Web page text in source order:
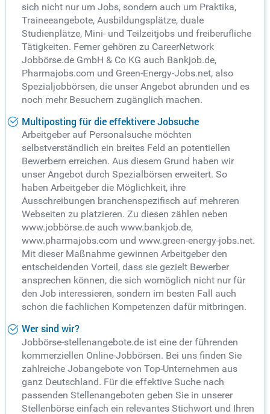
sich nicht nur um Jobs, sondern auch um Praktika,
Traineeangebote, Ausbildungsplätze, duale
Studienplätze, Mini- und Teilzeitjobs und freiberufliche
Tätigkeiten. Ferner gehören zu CareerNetwork
Jobbörse.de GmbH & Co KG auch Bankjob.de,
Pharmajobs.com und Green-Energy-Jobs.net, also
Spezialjobbörsen, die unser Angebot abrunden und es
noch mehr Besuchern zugänglich machen.
Multiposting für die effektivere Jobsuche
Arbeitgeber auf Personalsuche möchten
selbstverständlich ein breites Feld an potentiellen
Bewerbern erreichen. Aus diesem Grund haben wir
unser Angebot durch Spezialbörsen erweitert. So
haben Arbeitgeber die Möglichkeit, ihre
Ausschreibungen branchenspezifisch auf mehreren
Webseiten zu platzieren. Zu diesen zählen neben
www.jobbörse.de auch www.bankjob.de,
www.pharmajobs.com und www.green-energy-jobs.net.
Mit dieser Maßnahme gewinnen Arbeitgeber den
entscheidenden Vorteil, dass sie gezielt Bewerber
ansprechen können, die sich womöglich nicht nur für
den Job interessieren, sondern im besten Fall auch
schon die fachlichen Kompetenzen dafür mitbringen.
Wer sind wir?
Jobbörse-stellenangebote.de ist eine der führenden
kommerziellen Online-Jobbörsen. Bei uns finden Sie
zahlreiche Jobangebote von Top-Unternehmen aus
ganz Deutschland. Für die effektive Suche nach
passenden Stellenangeboten geben Sie in unserer
Stellenbörse einfach ein relevantes Stichwort und Ihren